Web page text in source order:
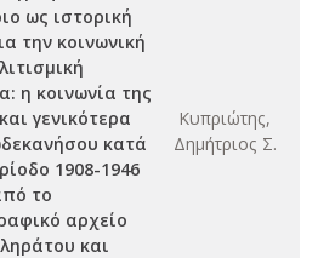
ως ιστορική
την κοινωνική
η κοινωνία της
γενικότερα
κατά
1908-1946
το
αρχείο
και
Κυπριώτης,
Δημήτριος Σ.